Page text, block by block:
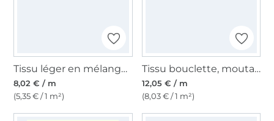
Tissu léger en mélange de viscose, jaune pastel
8,02 € / m
(5,35 € / 1 m²)
Tissu bouclette, moutarde
12,05 € / m
(8,03 € / 1 m²)